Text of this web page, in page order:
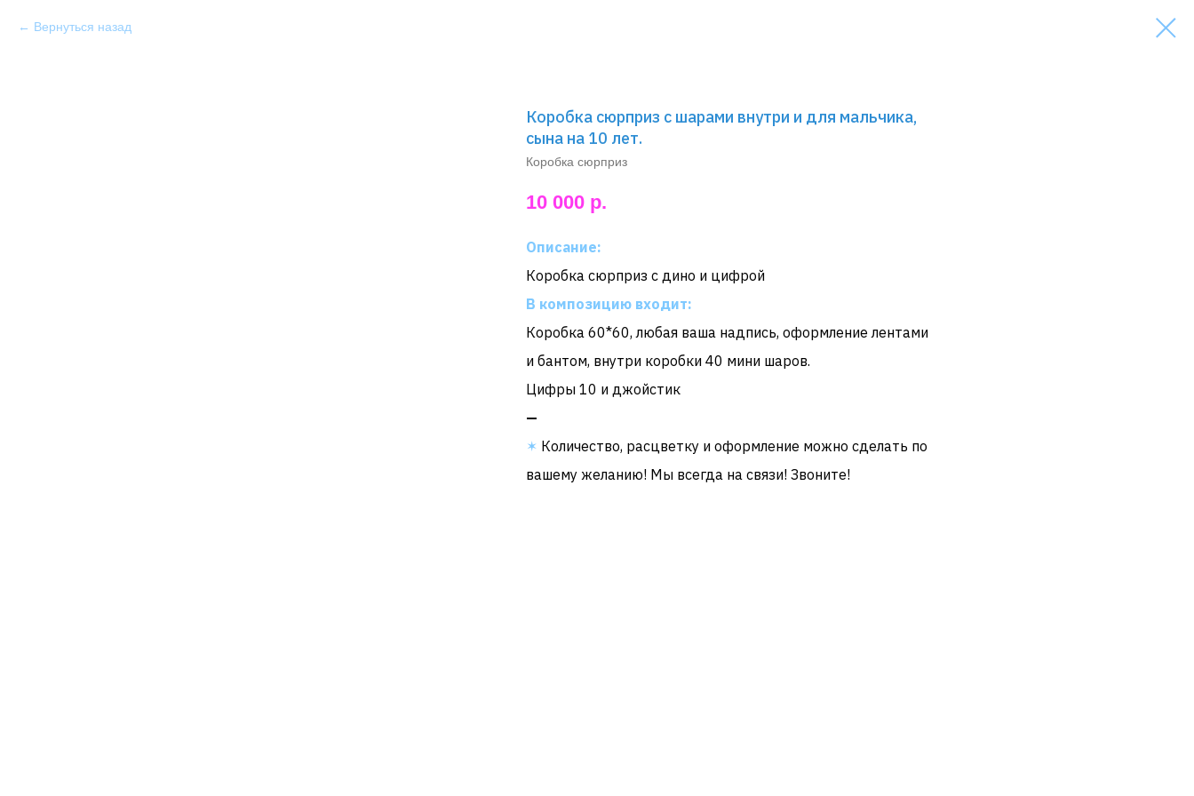
Вернуться назад
Коробка сюрприз с шарами внутри и для мальчика,
сына на 10 лет.
Коробка сюрприз
10 000 р.
Описание:
Коробка сюрприз с дино и цифрой
В композицию входит:
Коробка 60*60, любая ваша надпись, оформление лентами
и бантом, внутри коробки 40 мини шаров.
Цифры 10 и джойстик
—
✶ Количество, расцветку и оформление можно сделать по
вашему желанию! Мы всегда на связи! Звоните!